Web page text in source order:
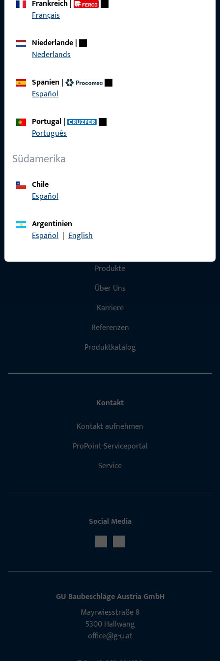
zuverlässig.
Kontaktieren Sie uns
Frankreich|
Français
Niederlande|
Nederlands
Spanien |
Español
Portugal|
Português
Südamerika
Chile
Español
Argentinien
Español | English
Allgemeines
Produkte
Über Uns
Karriere
Referenzen
Produktkatalog
Kontakt
Kontakt aufnehmen
ProPoint-Serviceportal
Service
Social Media
GU Baubeschläge Aus­tria GmbH
Mayrwies­straße 8
5300 Hall­wang
office@g-u.at